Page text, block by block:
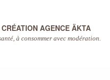
CRÉATION AGENCE ÄKTA
à consommer avec modération.